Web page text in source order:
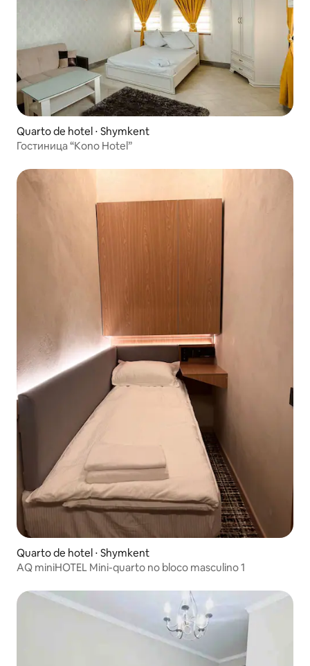
Quarto de hotel ⋅ Shymkent
Гостиница “Kono Hotel”
Quarto de hotel ⋅ Shymkent
AQ miniHOTEL Mini-quarto no bloco masculino 1